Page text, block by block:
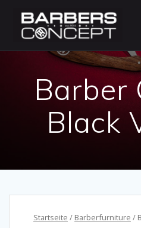
Barber
Black
Startseite / Barberfurniture /